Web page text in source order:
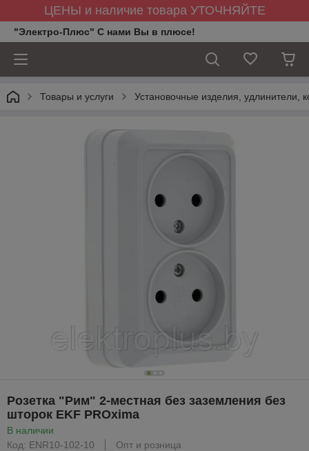
ЦЕНЫ и наличие товара УТОЧНЯЙТЕ
"Электро-Плюс" С нами Вы в плюсе!
Товары и услуги Установочные изделия, удлинители,
Розетка "Рим" 2-местная без заземления без
шторок EKF PROxima
В наличии
Код: ENR10-102-10
Опт и розница